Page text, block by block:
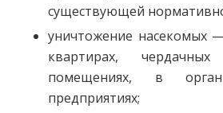
существующей
уничтожение насекомых
квартирах,
помещениях, в
предприятиях;